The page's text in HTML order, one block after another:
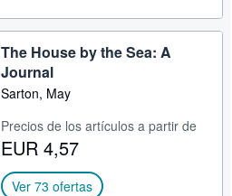
The House by the Sea: A
Journal
Sarton, May
Precios de los artículos a partir de
EUR 4,57
Ver 73 ofertas